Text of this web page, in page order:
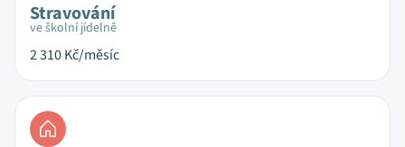
Stravování
ve školní jídelně
2 310Kč/měsíc